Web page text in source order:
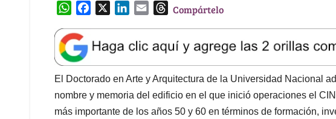
W
a
t
s
A
p
p
e
b
o
o
k
k
e
d
I
n
l
T
e
a
d
s
Compártelo
El Doctorado en Arte y Arquitectura de la Universidad Nacional
nombre y memoria del edificio en el que inició operaciones el
más importante de los años 50 y 60 en términos de formación,